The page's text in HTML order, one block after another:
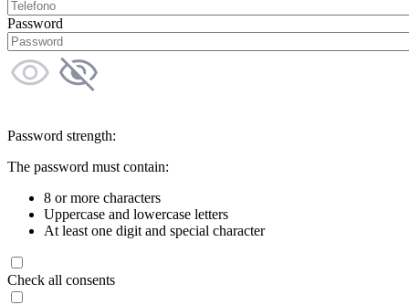
Password
Password strength:
The password must contain:
8 or more characters
Uppercase and lowercase letters
At least one digit and special character
Check all consents